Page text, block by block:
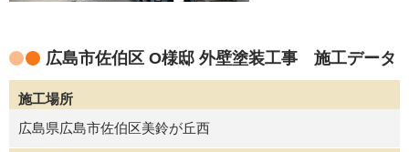
広島市佐伯区 O様邸 外壁塗装工事 施工データ
施工場所
広島県広島市佐伯区美鈴が丘西